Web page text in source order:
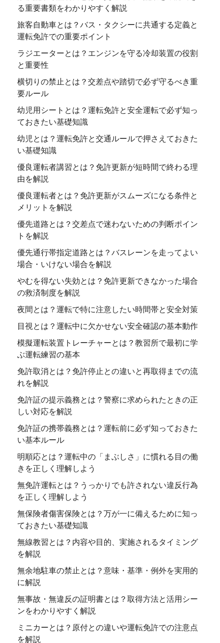
る重要書類をわかりやすく解説
旅客自動車とは？バス・タクシーに共通する定義と
運転免許での重要ポイント
ラジエーターとは？エンジンを守る冷却装置の役割
と重要性
横切りの禁止とは？交差点や踏切で必ず守るべき重
要ルール
幼児用シートとは？運転免許と安全運転で必ず知っ
ておきたい基礎知識
幼児とは？運転免許と交通ルールで押さえておきた
い基礎知識
優良運転者講習とは？免許更新が短時間で終わる理
由を解説
優良運転者とは？免許更新がスムーズになる条件と
メリットを解説
優先道路とは？交差点で迷わないための判断ポイン
トを解説
優先通行帯指定道路とは？バスレーンを走ってよい
場合・いけない場合を解説
やむを得ない失効とは？免許更新できなかった場合
の救済制度を解説
夜間とは？運転で特に注意したい時間帯と安全対策
目視とは？運転中に欠かせない安全確認の基本動作
模擬運転装置トレーチャーとは？教習所で最初に学
ぶ運転練習の基本
免許取消とは？免許停止との違いと再取得までの流
れを解説
免許証の提示義務とは？警察に求められたときの正
しい対応を解説
免許証の携帯義務とは？運転前に必ず知っておきた
い基本ルール
明順応とは？運転中の「まぶしさ」に慣れる目の働
きを正しく理解しよう
無免許運転とは？うっかりでも許されない違反行為
を正しく理解しよう
無保険者傷害保険とは？万が一に備えるために知っ
ておきたい基礎知識
無線教習とは？内容や目的、実施されるタイミング
を解説
無余地駐車の禁止とは？意味・基準・例外を実用的
に解説
無事故・無違反の証明書とは？取得方法と活用シー
ンをわかりやすく解説
ミニカーとは？原付との違いや運転免許での注意点
を解説